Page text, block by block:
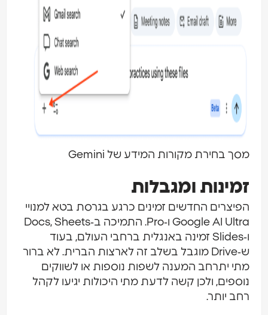
מסך בחירת מקורות המידע של Gemini
זמינות ומגבלות
הפיצרים החדשים זמינים כרגע בגרסת בטא למנויי
Google AI Ultra ו‑Pro. התמיכה ב‑Docs, Sheets
ו‑Slides זמינה באנגלית ברחבי העולם, בעוד
ש‑Drive מוגבל בשלב זה לארצות הברית. לא ברור
מתי יתרחב המענה לשפות נוספות או לשווקים
נוספים, ולכן קשה לדעת מתי היכולות יגיעו לקהל
רחב יותר.